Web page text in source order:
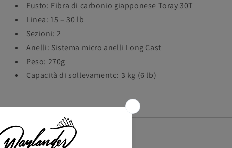
Fusto: Fibra di carbonio giapponese Toray 30T
Linea: 15 – 30 lb
Sezioni: 2
Anelli: Sistema micro anelli Long Cast
Peso: 270g
Capacità di sollevamento: 3 kg (6 lb)